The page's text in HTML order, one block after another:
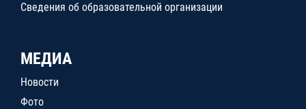
Сведения об образовательной организации
МЕДИА
Новости
Фото